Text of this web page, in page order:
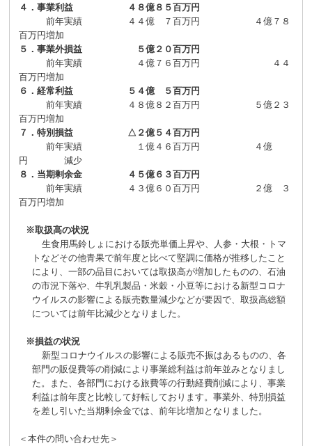
４．事業利益 ４８億８５百万円
前年実績 ４４億 ７百万円 ４億７８
百万円増加
５．事業外損益 ５億２０百万円
前年実績
４億７６百万円 ４４
百万円増加
６．経常利益 ５４億 ５百万円
前年実績 ４８億８２百万円 ５億２３
百万円増加
７．特別損益 △２億５４百万円
前年実績 １億４６百万円 ４億
円 減少
８．当期剰余金 ４５億６３百万円
前年実績 ４３億６０百万円 ２億 ３
百万円増加
※取扱高の状況
生食用馬鈴しょにおける販売単価上昇や、人参・大根・トマ
トなどその他青果で前年度と比べて堅調に価格が推移したこと
により、一部の品目においては取扱高が増加したものの、石油
の市況下落や、牛乳乳製品・米穀・小豆等における新型コロナ
ウイルスの影響による販売数量減少などが要因で、取扱高総額
については前年比減少となりました。
※損益の状況
新型コロナウイルスの影響による販売不振はあるものの、各
部門の販促費等の削減により事業総利益は前年並みとなりまし
た。また、各部門における旅費等の行動経費削減により、事業
利益は前年度と比較して好転しております。事業外、特別損益
を差し引いた当期剰余金では、前年比増加となりました。
＜本件の問い合わせ先＞